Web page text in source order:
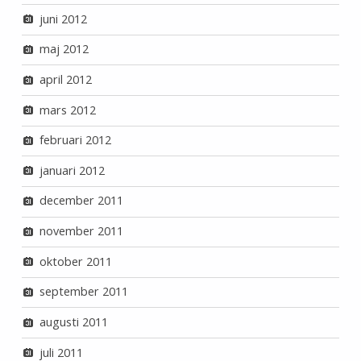
juni 2012
maj 2012
april 2012
mars 2012
februari 2012
januari 2012
december 2011
november 2011
oktober 2011
september 2011
augusti 2011
juli 2011